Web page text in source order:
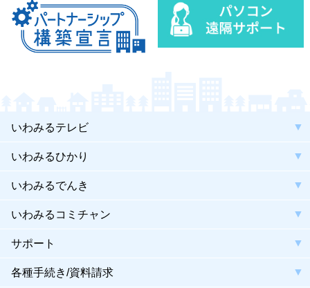
いわみるテレビ
いわみるひかり
いわみるでんき
いわみるコミチャン
サポート
各種手続き/資料請求